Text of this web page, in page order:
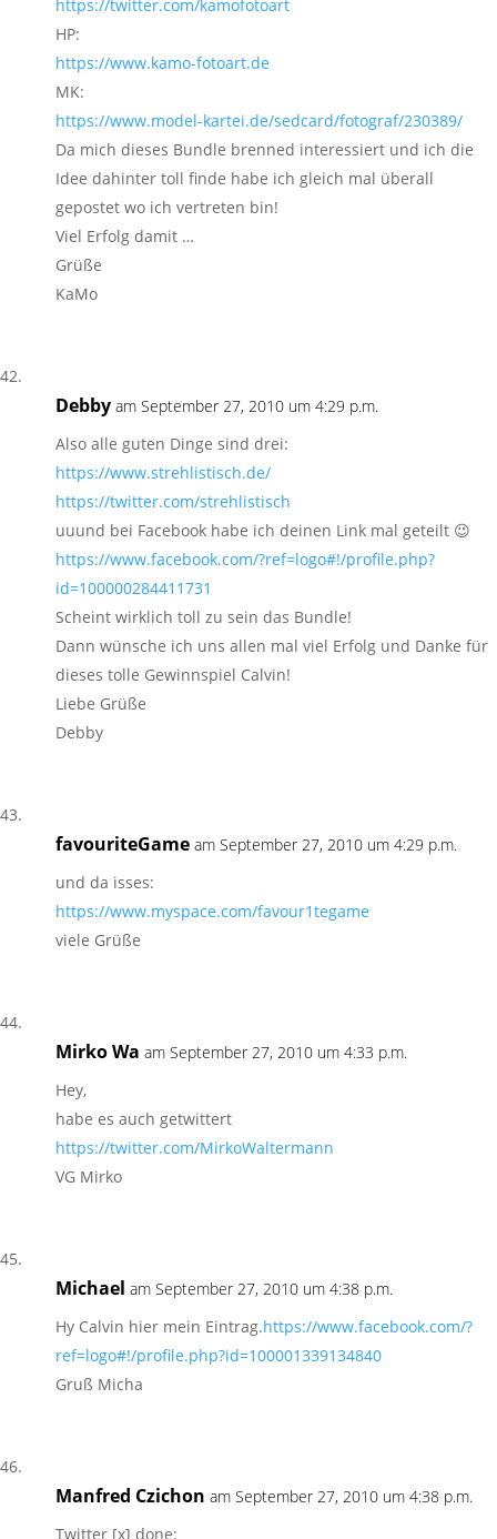
https://twitter.com/kamofotoart
HP:
https://www.kamo-fotoart.de
MK:
https://www.model-kartei.de/sedcard/fotograf/230389/
Da mich dieses Bundle brenned interessiert und ich die
Idee dahinter toll finde habe ich gleich mal überall
gepostet wo ich vertreten bin!
Viel Erfolg damit …
Grüße
KaMo
Debby am September 27, 2010 um 4:29 p.m.
Also alle guten Dinge sind drei:
https://www.strehlistisch.de/
https://twitter.com/strehlistisch
uuund bei Facebook habe ich deinen Link mal geteilt 😉
https://www.facebook.com/?ref=logo#!/profile.php?
id=100000284411731
Scheint wirklich toll zu sein das Bundle!
Dann wünsche ich uns allen mal viel Erfolg und Danke für
dieses tolle Gewinnspiel Calvin!
Liebe Grüße
Debby
favouriteGame am September 27, 2010 um 4:29 p.m.
und da isses:
https://www.myspace.com/favour1tegame
viele Grüße
Mirko Wa am September 27, 2010 um 4:33 p.m.
Hey,
habe es auch getwittert
https://twitter.com/MirkoWaltermann
VG Mirko
Michael am September 27, 2010 um 4:38 p.m.
Hy Calvin hier mein Eintrag.https://www.facebook.com/?
ref=logo#!/profile.php?id=100001339134840
Gruß Micha
Manfred Czichon am September 27, 2010 um 4:38 p.m.
Twitter [x] done: